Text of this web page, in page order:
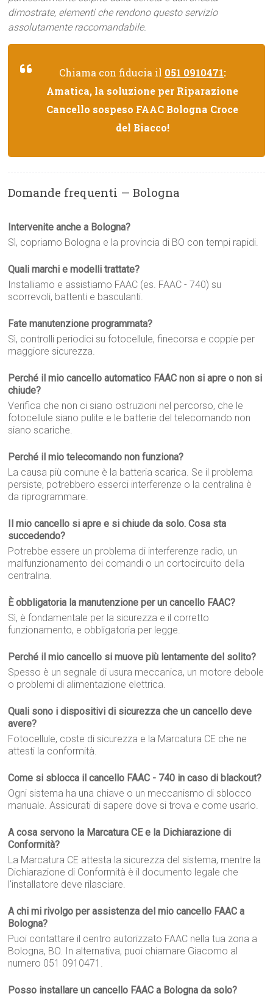
dimostrate, elementi che rendono questo servizio
assolutamente raccomandabile.
Chiama con fiducia il 051 0910471:
Amatica, la soluzione per Riparazione
Cancello sospeso FAAC Bologna Croce
del Biacco!
Domande frequenti — Bologna
Intervenite anche a Bologna?
Sì, copriamo Bologna e la provincia di BO con tempi rapidi.
Quali marchi e modelli trattate?
Installiamo e assistiamo FAAC (es. FAAC - 740) su
scorrevoli, battenti e basculanti.
Fate manutenzione programmata?
Sì, controlli periodici su fotocellule, finecorsa e coppie per
maggiore sicurezza.
Perché il mio cancello automatico FAAC non si apre o non si
chiude?
Verifica che non ci siano ostruzioni nel percorso, che le
fotocellule siano pulite e le batterie del telecomando non
siano scariche.
Perché il mio telecomando non funziona?
La causa più comune è la batteria scarica. Se il problema
persiste, potrebbero esserci interferenze o la centralina è
da riprogrammare.
Il mio cancello si apre e si chiude da solo. Cosa sta
succedendo?
Potrebbe essere un problema di interferenze radio, un
malfunzionamento dei comandi o un cortocircuito della
centralina.
È obbligatoria la manutenzione per un cancello FAAC?
Sì, è fondamentale per la sicurezza e il corretto
funzionamento, e obbligatoria per legge.
Perché il mio cancello si muove più lentamente del solito?
Spesso è un segnale di usura meccanica, un motore debole
o problemi di alimentazione elettrica.
Quali sono i dispositivi di sicurezza che un cancello deve
avere?
Fotocellule, coste di sicurezza e la Marcatura CE che ne
attesti la conformità.
Come si sblocca il cancello FAAC - 740 in caso di blackout?
Ogni sistema ha una chiave o un meccanismo di sblocco
manuale. Assicurati di sapere dove si trova e come usarlo.
A cosa servono la Marcatura CE e la Dichiarazione di
Conformità?
La Marcatura CE attesta la sicurezza del sistema, mentre la
Dichiarazione di Conformità è il documento legale che
l'installatore deve rilasciare.
A chi mi rivolgo per assistenza del mio cancello FAAC a
Bologna?
Puoi contattare il centro autorizzato FAAC nella tua zona a
Bologna, BO. In alternativa, puoi chiamare Giacomo al
numero 051 0910471.
Posso installare un cancello FAAC a Bologna da solo?